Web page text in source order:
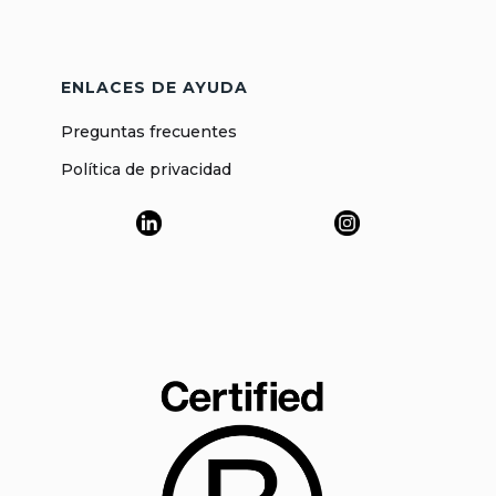
ENLACES DE AYUDA
Preguntas frecuentes
Política de privacidad